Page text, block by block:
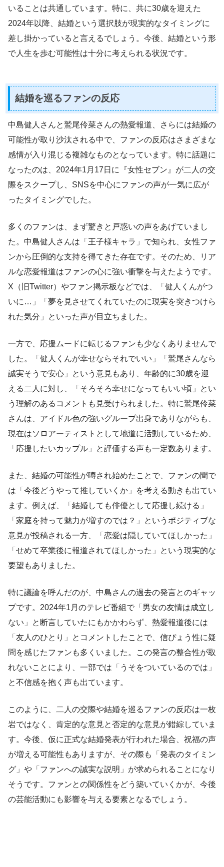
いることは共通しています。特に、共に30歳を迎えた
2024年以降、結婚という選択肢が現実的なタイミングに
差し掛かっていると言えるでしょう。今後、結婚という形
で人生を歩む可能性は十分に考えられる状況です。
結婚を巡るファンの反応
中島健人さんと鷲尾伶菜さんの熱愛報道、さらには結婚の
可能性が取り沙汰される中で、ファンの反応はさまざまな
感情が入り混じる複雑なものとなっています。特に話題に
なったのは、2024年1月17日に『女性セブン』が二人の交
際をスクープし、SNSを中心にファンの声が一気に広が
ったタイミングでした。
多くのファンは、まず驚きと戸惑いの声をあげていまし
た。中島健人さんは「王子様キャラ」で知られ、女性ファ
ンから圧倒的な支持を得てきた存在です。そのため、リア
ルな恋愛報道はファンの心に強い衝撃を与えたようです。
X（旧Twitter）やファン掲示板などでは、「健人くんがつ
いに…」「夢を見させてくれていたのに現実を突きつけら
れた気分」といった声が目立ちました。
一方で、応援ムードに転じるファンも少なくありませんで
した。「健人くんが幸せならそれでいい」「鷲尾さんなら
誠実そうで安心」という意見もあり、年齢的に30歳を迎
える二人に対し、「そろそろ幸せになってもいい頃」とい
う理解のあるコメントも見受けられました。特に鷲尾伶菜
さんは、アイドル色の強いグループ出身でありながらも、
現在はソロアーティストとして地道に活動しているため、
「応援したいカップル」と評価する声も一定数あります。
また、結婚の可能性が噂され始めたことで、ファンの間で
は「今後どうやって推していくか」を考える動きも出てい
ます。例えば、「結婚しても俳優として応援し続ける」
「家庭を持って魅力が増すのでは？」というポジティブな
意見が投稿される一方、「恋愛は隠していてほしかった」
「せめて卒業後に報道されてほしかった」という現実的な
要望もありました。
特に議論を呼んだのが、中島さんの過去の発言とのギャッ
プです。2024年1月のテレビ番組で「男女の友情は成立し
ない」と断言していたにもかかわらず、熱愛報道後には
「友人のひとり」とコメントしたことで、信ぴょう性に疑
問を感じたファンも多くいました。この発言の整合性が取
れないことにより、一部では「うそをついているのでは」
と不信感を抱く声も出ています。
このように、二人の交際や結婚を巡るファンの反応は一枚
岩ではなく、肯定的な意見と否定的な意見が錯綜していま
す。今後、仮に正式な結婚発表が行われた場合、祝福の声
が増える可能性もありますが、その際も「発表のタイミン
グ」や「ファンへの誠実な説明」が求められることになり
そうです。ファンとの関係性をどう築いていくかが、今後
の芸能活動にも影響を与える要素となるでしょう。